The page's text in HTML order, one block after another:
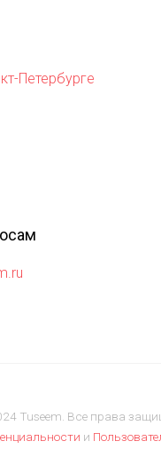
Петербурге
Tuseem. Все права
и